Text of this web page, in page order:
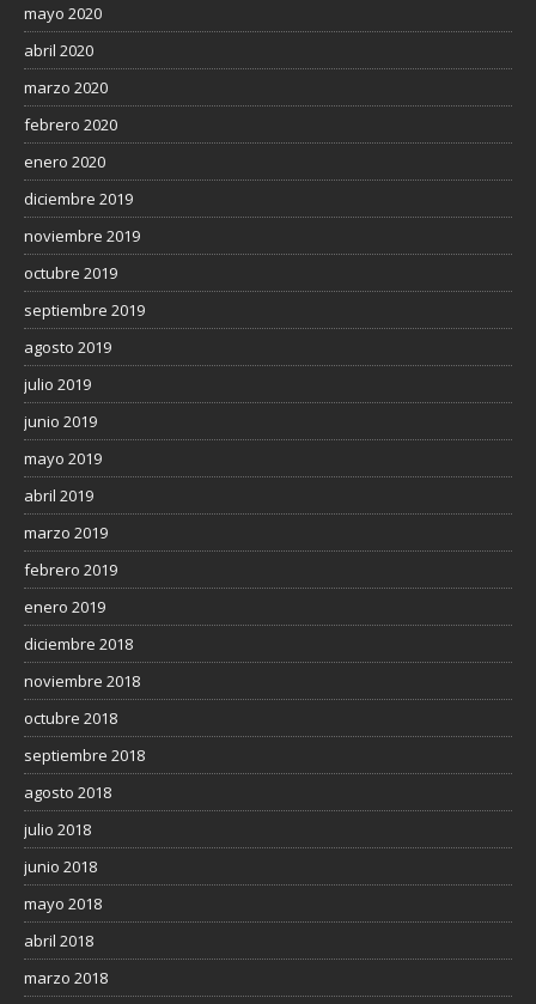
mayo 2020
abril 2020
marzo 2020
febrero 2020
enero 2020
diciembre 2019
noviembre 2019
octubre 2019
septiembre 2019
agosto 2019
julio 2019
junio 2019
mayo 2019
abril 2019
marzo 2019
febrero 2019
enero 2019
diciembre 2018
noviembre 2018
octubre 2018
septiembre 2018
agosto 2018
julio 2018
junio 2018
mayo 2018
abril 2018
marzo 2018